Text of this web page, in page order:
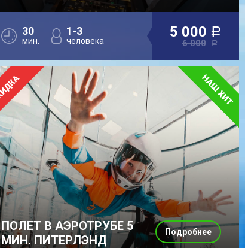
30
мин.
1-3
человека
5 000 a
6 000 a
ПОЛЕТ В АЭРОТРУБЕ 5
МИН. ПИТЕРЛЭНД
Подробнее